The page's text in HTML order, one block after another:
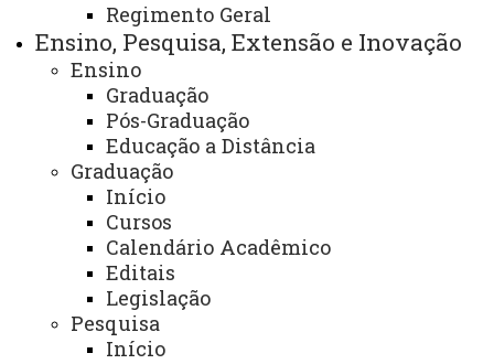
Regimento Geral
Ensino, Pesquisa, Extensão e Inovação
Ensino
Graduação
Pós-Graduação
Educação a Distância
Graduação
Início
Cursos
Calendário Acadêmico
Editais
Legislação
Pesquisa
Início
Segunda à sexta
08:00 às 11:30
13:30 às 17:00
E-mail:
cascavel.mestradoedu@unioeste.br
ATUALIZAÇÃO MAIS RECENTE: 21 DE NOVEMBRO
DE 2024
ACESSOS: 60980
Você está aqui:Unioeste
Stricto Sensu - Mestrado e Doutorado
Programas - Cascavel
Contato - PPGE